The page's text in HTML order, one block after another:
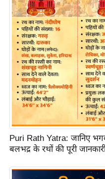
भु
म
हि
मा
स्थ
ल
त
त्यो
र
Puri Rath Yatra: जानिए
बलभद्र के रथों की पूरी